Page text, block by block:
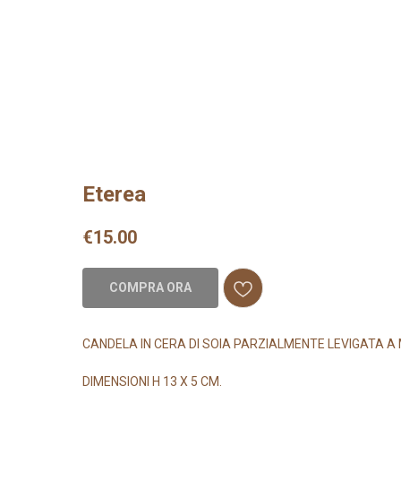
Eterea
€15.00
COMPRA ORA
CANDELA IN CERA DI SOIA PARZIALMENTE LEVIGATA A
DIMENSIONI H 13 X 5 CM.